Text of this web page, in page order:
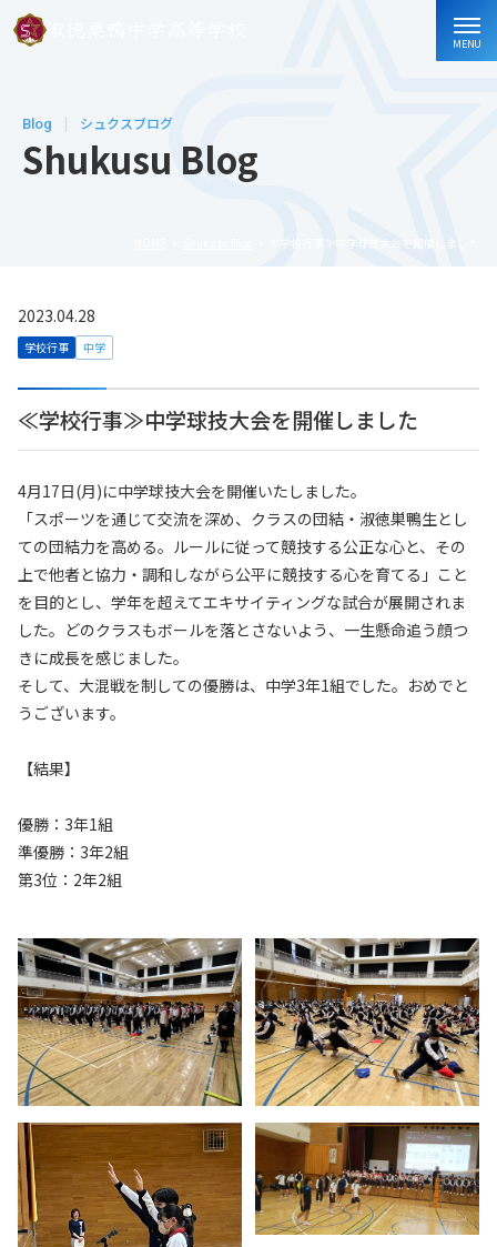
MENU
Blog シュクスブログ
Shukusu Blog
≪学校行事≫中学球技大会を開催しました
2023.04.28
学校行事 中学
≪学校行事≫中学球技大会を開催しました
4月17日(月)に中学球技大会を開催いたしました。
「スポーツを通じて交流を深め、クラスの団結・淑徳巣鴨生とし
ての団結力を高める。ルールに従って競技する公正な心と、その
上で他者と協力・調和しながら公平に競技する心を育てる」こと
を目的とし、学年を超えてエキサイティングな試合が展開されま
した。どのクラスもボールを落とさないよう、一生懸命追う顔つ
きに成長を感じました。
そして、大混戦を制しての優勝は、中学3年1組でした。おめでと
うございます。
【結果】
優勝：3年1組
準優勝：3年2組
第3位：2年2組